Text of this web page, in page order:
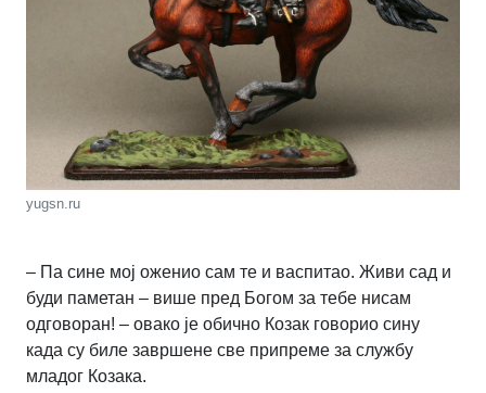
yugsn.ru
– Па сине мој оженио сам те и васпитао. Живи сад и
буди паметан – више пред Богом за тебе нисам
одговоран! – овако је обично Козак говорио сину
када су биле завршене све припреме за службу
младог Козака.